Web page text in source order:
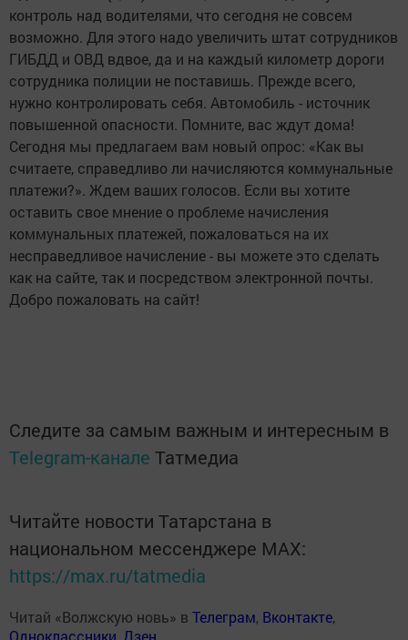
контроль над водителями, что сегодня не совсем
возможно. Для этого надо увеличить штат сотрудников
ГИБДД и ОВД вдвое, да и на каждый километр дороги
сотрудника полиции не поставишь. Прежде всего,
нужно контролировать себя. Автомобиль - источник
повышенной опасности. Помните, вас ждут дома!
Сегодня мы предлагаем вам новый опрос: «Как вы
считаете, справедливо ли начисляются коммунальные
платежи?». Ждем ваших голосов. Если вы хотите
оставить свое мнение о проблеме начисления
коммунальных платежей, пожаловаться на их
несправедливое начисление - вы можете это сделать
как на сайте, так и посредством электронной почты.
Добро пожаловать на сайт!
Следите за самым важным и интересным в
Telegram-канале Татмедиа
Читайте новости Татарстана в
национальном мессенджере MАХ:
https://max.ru/tatmedia
Читай «Волжскую новь» в Телеграм, Вконтакте,
Одноклассники,Дзен